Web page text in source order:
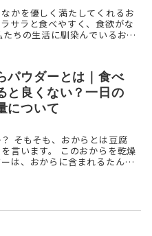
かを優しく満たしてくれるお
サラと食べやすく、食欲がな
ちの生活に馴染んでいるお茶
パウダーとは｜食べ
と良くない？一日の
について
そもそも、おからとは豆腐
言います。 このおからを乾燥
は、おからに含まれるたんぱ